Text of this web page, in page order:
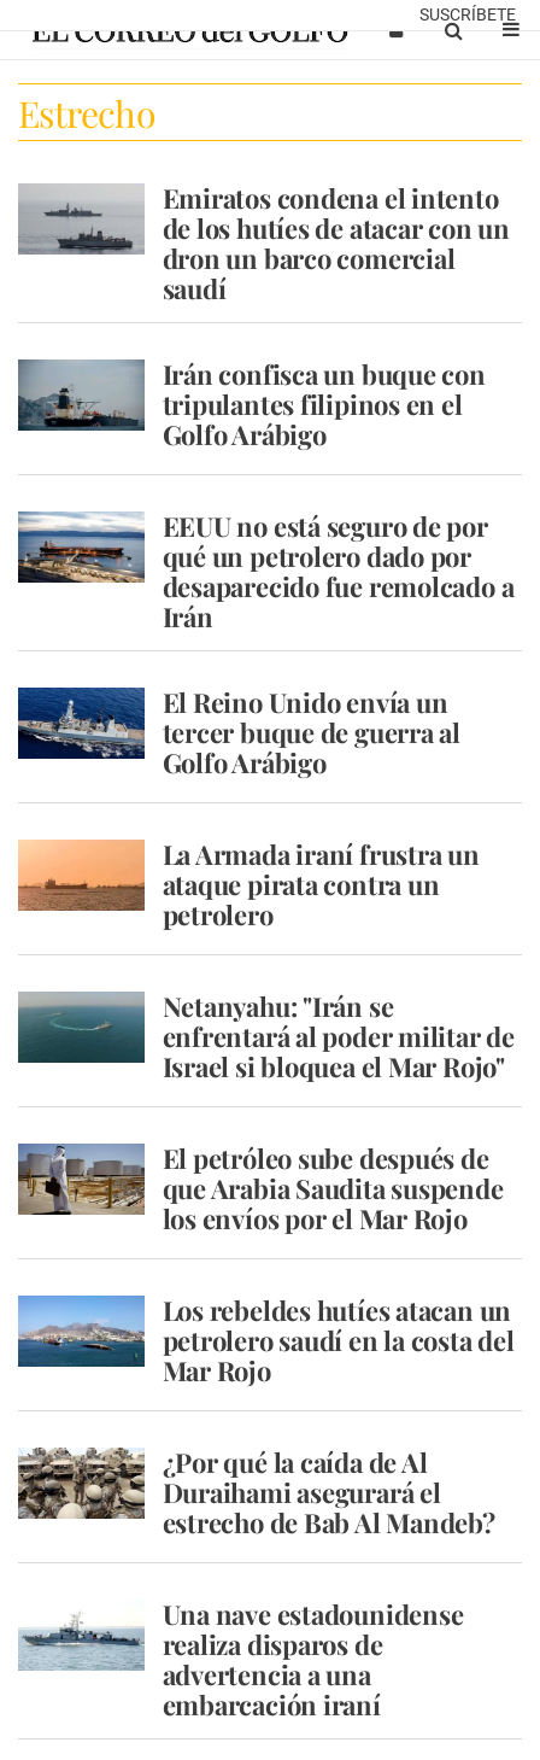
SUSCRÍBETE
Estrecho
Emiratos condena el intento
de los hutíes de atacar con un
dron un barco comercial
saudí
Irán confisca un buque con
tripulantes filipinos en el
Golfo Arábigo
EEUU no está seguro de por
qué un petrolero dado por
desaparecido fue remolcado a
Irán
El Reino Unido envía un
tercer buque de guerra al
Golfo Arábigo
La Armada iraní frustra un
ataque pirata contra un
petrolero
Netanyahu: "Irán se
enfrentará al poder militar de
Israel si bloquea el Mar Rojo"
El petróleo sube después de
que Arabia Saudita suspende
los envíos por el Mar Rojo
Los rebeldes hutíes atacan un
petrolero saudí en la costa del
Mar Rojo
¿Por qué la caída de Al
Duraihami asegurará el
estrecho de Bab Al Mandeb?
Una nave estadounidense
realiza disparos de
advertencia a una
embarcación iraní